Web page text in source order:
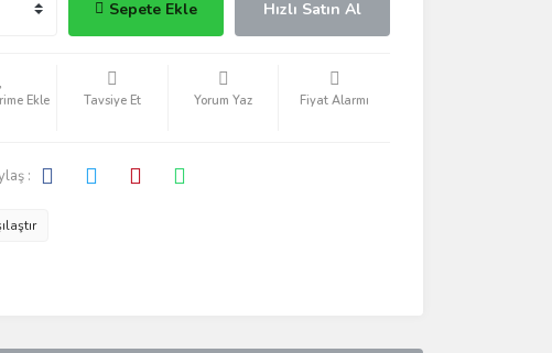
Sepete Ekle Hızlı Satın Al
Tavsiye Et Yorum Yaz Fiyat Alarmı
: